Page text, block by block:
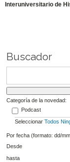
Interuniversitario de
Buscador
Categoría de la novedad:
Podcast
Seleccionar Todos
Por fecha (formato: dd/
Desde
hasta